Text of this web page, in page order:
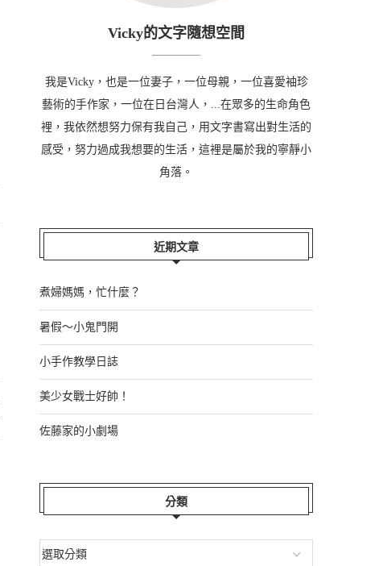
2026-05-06 2026-04-21
Vicky的文字隨想空間
我是Vicky，也是一位妻子，一位母親，一位喜愛袖珍
藝術的手作家，一位在日台灣人，...在眾多的生命角色
裡，我依然想努力保有我自己，用文字書寫出對生活的
感受，努力過成我想要的生活，這裡是屬於我的寧靜小
角落。
近期文章
煮婦媽媽，忙什麼？
暑假～小鬼門開
小手作教學日誌
美少女戰士好帥！
佐藤家的小劇場
分類